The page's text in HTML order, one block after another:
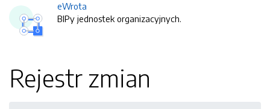
eWrota
BIPy jednostek organizacyjnych.
Rejestr zmian